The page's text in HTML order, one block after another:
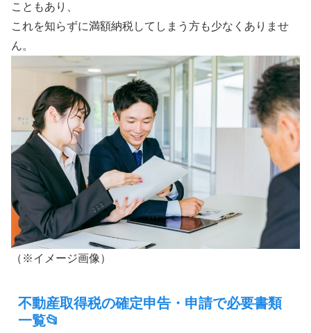
こともあり、
これを知らずに満額納税してしまう方も少なくありませ
ん。
（※イメージ画像）
不動産取得税の確定申告・申請で必要書類
一覧📂